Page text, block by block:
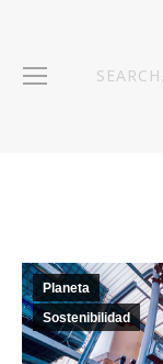
Planeta
Sostenibilidad